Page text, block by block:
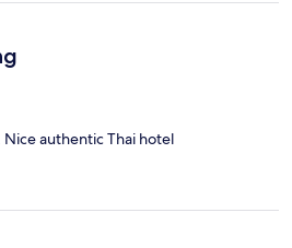
authentic Thai hotel